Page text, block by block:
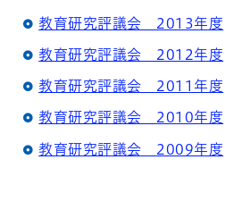
教育研究評議会 2013年度
教育研究評議会 2012年度
教育研究評議会 2011年度
教育研究評議会 2010年度
教育研究評議会 2009年度